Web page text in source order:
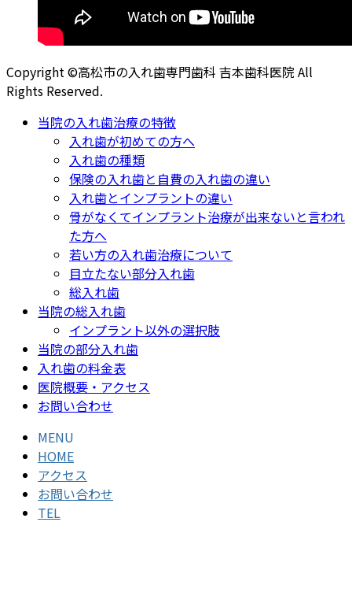
Copyright ©高松市の入れ歯専門歯科 吉本歯科医院 All
Rights Reserved.
当院の入れ歯治療の特徴
入れ歯が初めての方へ
入れ歯の種類
保険の入れ歯と自費の入れ歯の違い
入れ歯とインプラントの違い
骨がなくてインプラント治療が出来ないと言われ
た方へ
若い方の入れ歯治療について
目立たない部分入れ歯
総入れ歯
当院の総入れ歯
インプラント以外の選択肢
当院の部分入れ歯
入れ歯の料金表
医院概要・アクセス
お問い合わせ
MENU
HOME
アクセス
お問い合わせ
TEL